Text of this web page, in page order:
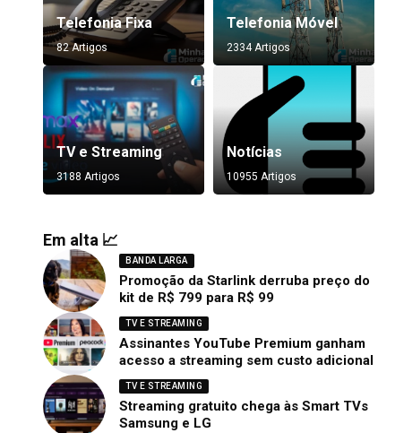
Telefonia Fixa
82 Artigos
Telefonia Móvel
2334 Artigos
TV e Streaming
3188 Artigos
Notícias
10955 Artigos
Em alta 📈
BANDA LARGA
Promoção da Starlink derruba preço do
kit de R$ 799 para R$ 99
TV E STREAMING
Assinantes YouTube Premium ganham
acesso a streaming sem custo adicional
TV E STREAMING
Streaming gratuito chega às Smart TVs
Samsung e LG